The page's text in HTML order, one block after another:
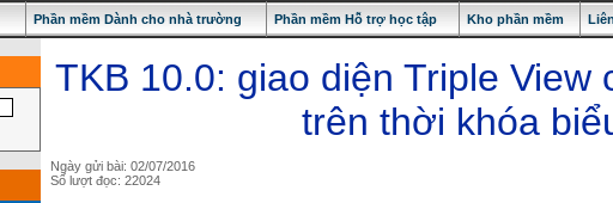
Phần mềm Dành cho nhà trường Phần mềm Hỗ trợ học tập Kho phần mềm
TKB 10.0: giao diện Triple
trên thời khóa
Ngày gửi bài: 02/07/2016
Số lượt đọc: 22024